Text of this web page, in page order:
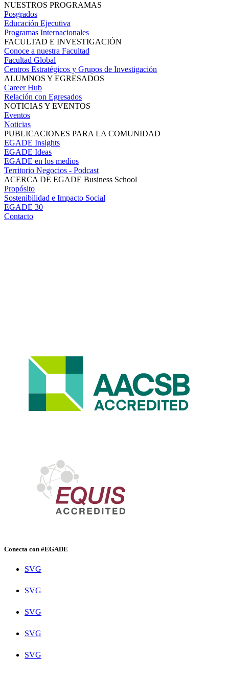
NUESTROS PROGRAMAS
Posgrados
Educación Ejecutiva
Programas Internacionales
FACULTAD E INVESTIGACIÓN
Conoce a nuestra Facultad
Facultad Global
Centros Estratégicos y Grupos de Investigación
ALUMNOS Y EGRESADOS
Career Hub
Relación con Egresados
NOTICIAS Y EVENTOS
Eventos
Noticias
PUBLICACIONES PARA LA COMUNIDAD
EGADE Insights
EGADE Ideas
EGADE en los medios
Territorio Negocios - Podcast
ACERCA DE EGADE Business School
Propósito
Sostenibilidad e Impacto Social
EGADE 30
Contacto
Conecta con #EGADE
SVG
SVG
SVG
SVG
SVG